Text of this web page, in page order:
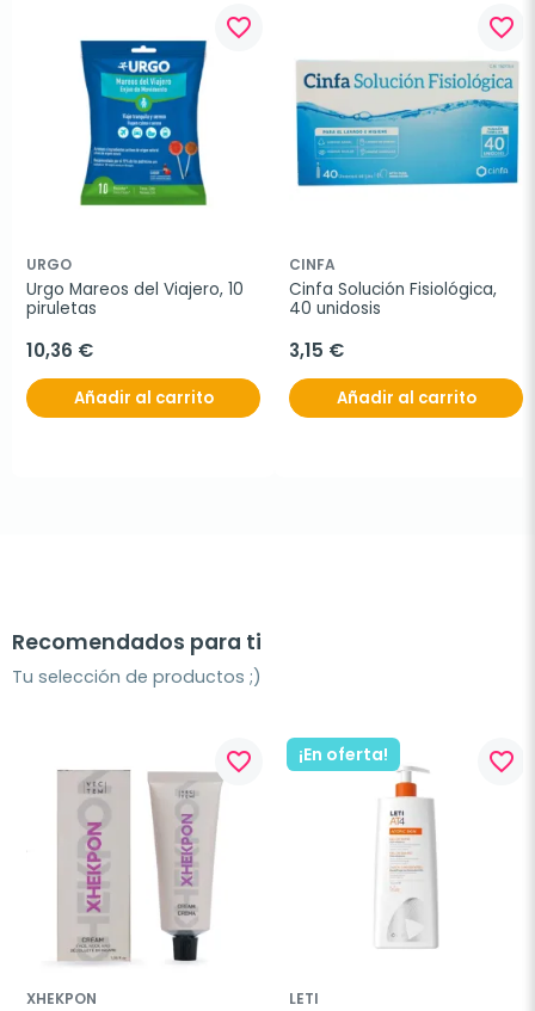
favorite_border
URGO
Urgo Mareos del Viajero, 10
piruletas
10,36 €
Añadir al carrito
favorite_border
CINFA
Cinfa Solución Fisiológica,
40 unidosis
3,15 €
Añadir al carrito
Recomendados para ti
Tu selección de productos ;)
favorite_border
XHEKPON
¡En oferta! favorite_border
LETI